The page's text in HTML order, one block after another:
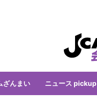
ざんまい ニュース pickup